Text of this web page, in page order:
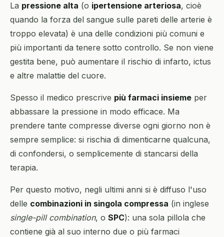
La pressione alta (o ipertensione arteriosa, cioè
quando la forza del sangue sulle pareti delle arterie è
troppo elevata) è una delle condizioni più comuni e
più importanti da tenere sotto controllo. Se non viene
gestita bene, può aumentare il rischio di infarto, ictus
e altre malattie del cuore.
Spesso il medico prescrive più farmaci insieme per
abbassare la pressione in modo efficace. Ma
prendere tante compresse diverse ogni giorno non è
sempre semplice: si rischia di dimenticarne qualcuna,
di confondersi, o semplicemente di stancarsi della
terapia.
Per questo motivo, negli ultimi anni si è diffuso l'uso
delle combinazioni in singola compressa (in inglese
single-pill combination, o SPC): una sola pillola che
contiene già al suo interno due o più farmaci